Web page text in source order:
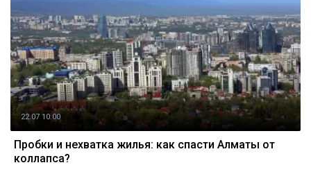
22.07 10:00
Пробки и нехватка жилья: как спасти Алматы от
коллапса?